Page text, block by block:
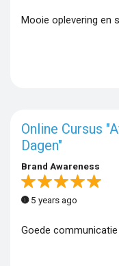
Mooie oplevering en
Online Cursus
Dagen"
Brand Awareness
5 years ago
Goede